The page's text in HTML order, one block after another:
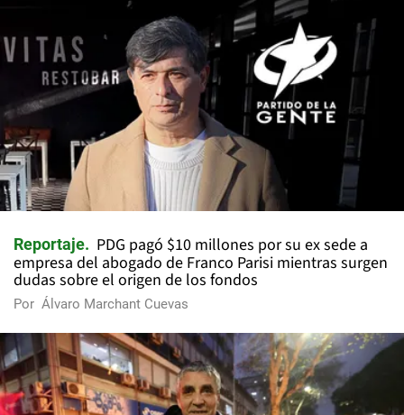
Reportaje
PDG pagó $10 millones por su ex sede a
empresa del abogado de Franco Parisi mientras surgen
dudas sobre el origen de los fondos
Por Álvaro Marchant Cuevas